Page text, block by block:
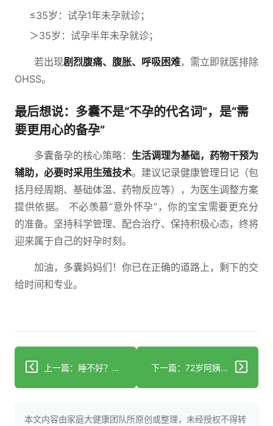
≤35岁：试孕1年未孕就诊；
＞35岁：试孕半年未孕就诊；
若出现剧烈腹痛、腹胀、呼吸困难，需立即就医排除
OHSS。
最后想说：多囊不是“不孕的代名词”，是“需
要更用心的备孕”
多囊备孕的核心策略： 生活调理为基础，药物干预为
辅助，必要时采用生殖技术。建议记录健康管理日记（包
括月经周期、基础体温、药物反应等），为医生调整方案
提供依据。 不必羡慕“意外怀孕”，你的宝宝需要更充分
的准备。坚持科学管理、配合治疗、保持积极心态，终将
迎来属于自己的好孕时刻。
加油，多囊妈妈们！你已在正确的道路上，剩下的交
给时间和专业。
上一篇：睡不好？其实是甲状腺在喊救命！ 下一篇：72岁阿姨喝粥险丧命？一口饭竟成老人致命隐患！
本文内容由家庭大健康团队所原创或整理，未经授权不得转